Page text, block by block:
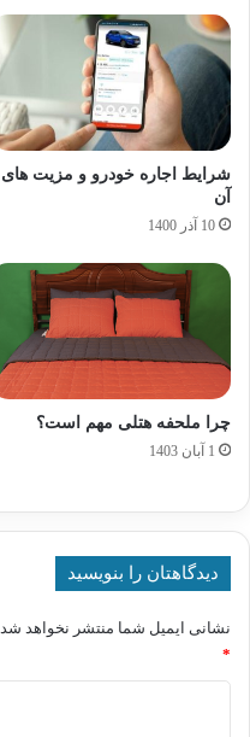
شرایط اجاره خودرو و مزیت­ های
آن
10 آذر 1400
چرا ملحفه هتلی مهم است؟
1 آبان 1403
دیدگاهتان را بنویسید
نشانی ایمیل شما منتشر نخواهد شد.
*